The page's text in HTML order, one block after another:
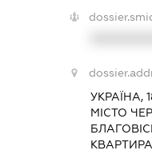
УКРАЇНА,
МІСТО
КВАРТИРА